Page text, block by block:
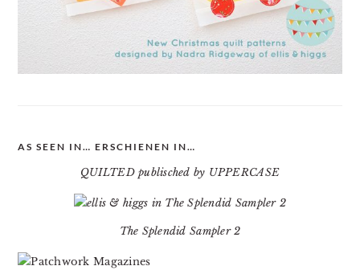
AS SEEN IN… ERSCHIENEN IN…
QUILTED publisched by UPPERCASE
The Splendid Sampler 2